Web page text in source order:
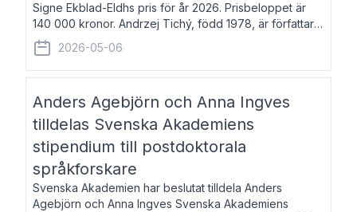
Signe Ekblad-Eldhs pris för år 2026. Prisbeloppet är
140 000 kronor. Andrzej Tichý, född 1978, är författare
och kulturskribent. Han debuterade 2005 med den
lovordade romanen Sex liter l
2026-05-06
Anders Agebjörn och Anna Ingves
tilldelas Svenska Akademiens
stipendium till postdoktorala
språkforskare
Svenska Akademien har beslutat tilldela Anders
Agebjörn och Anna Ingves Svenska Akademiens